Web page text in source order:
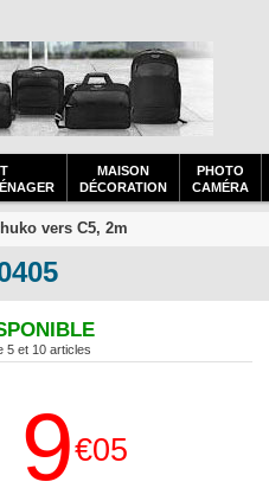
MAISON
DÉCORATION
PHOTO
CAMÉRA
vers C5, 2m
5 et 10 articles
9€05